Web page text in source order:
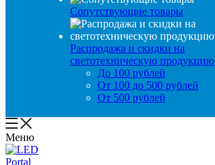
Сопутствующие товары
Распродажа и скидки на
светотехническую продукцию
До 100 рублей
От 100 до 500 рублей
От 500 рублей
Меню